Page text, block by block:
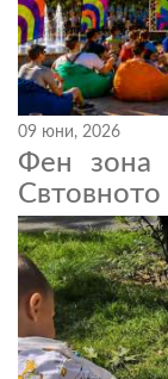
09 юни, 2026
Фен зона